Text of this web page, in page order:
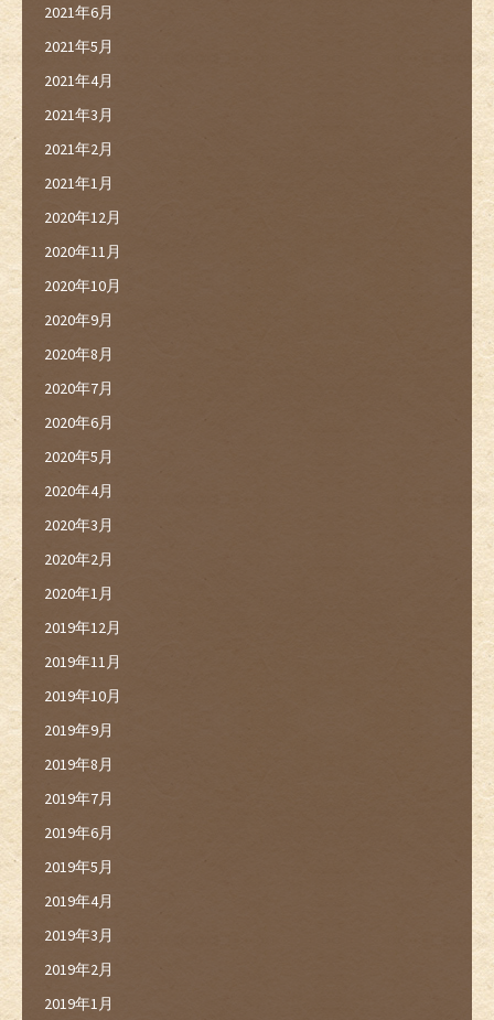
2021年6月
2021年5月
2021年4月
2021年3月
2021年2月
2021年1月
2020年12月
2020年11月
2020年10月
2020年9月
2020年8月
2020年7月
2020年6月
2020年5月
2020年4月
2020年3月
2020年2月
2020年1月
2019年12月
2019年11月
2019年10月
2019年9月
2019年8月
2019年7月
2019年6月
2019年5月
2019年4月
2019年3月
2019年2月
2019年1月